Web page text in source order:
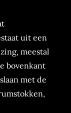
uit een
meestal
bovenkant
met de